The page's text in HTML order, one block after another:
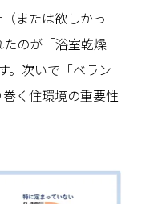
または欲しかっ
のが「浴室乾燥
。次いで「ベラン
く住環境の重要性